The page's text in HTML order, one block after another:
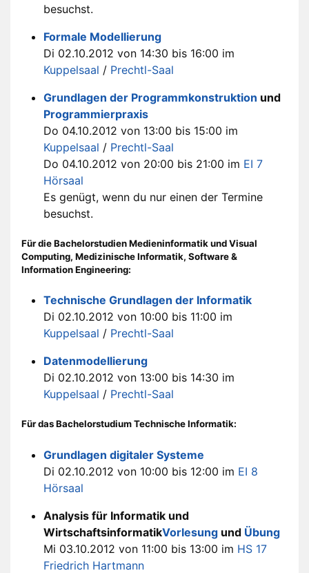
besuchst.
Formale Modellierung
Di 02.10.2012 von 14:30 bis 16:00 im
Kuppelsaal / Prechtl-Saal
Grundlagen der Programmkonstruktion und
Programmierpraxis
Do 04.10.2012 von 13:00 bis 15:00 im
Kuppelsaal / Prechtl-Saal
Do 04.10.2012 von 20:00 bis 21:00 im EI 7
Hörsaal
Es genügt, wenn du nur einen der Termine
besuchst.
Für die Bachelorstudien Medieninformatik und Visual
Computing, Medizinische Informatik, Software &
Information Engineering:
Technische Grundlagen der Informatik
Di 02.10.2012 von 10:00 bis 11:00 im
Kuppelsaal / Prechtl-Saal
Datenmodellierung
Di 02.10.2012 von 13:00 bis 14:30 im
Kuppelsaal / Prechtl-Saal
Für das Bachelorstudium Technische Informatik:
Grundlagen digitaler Systeme
Di 02.10.2012 von 10:00 bis 12:00 im EI 8
Hörsaal
Analysis für Informatik und
WirtschaftsinformatikVorlesung und Übung
Mi 03.10.2012 von 11:00 bis 13:00 im HS 17
Friedrich Hartmann